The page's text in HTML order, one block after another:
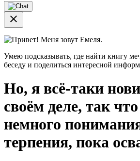
close
Привет! Меня зовут Емеля.
Умею подсказывать, где найти книгу
беседу и поделиться интересной
Но, я всё-таки
своём деле, так
немного
терпения, пока